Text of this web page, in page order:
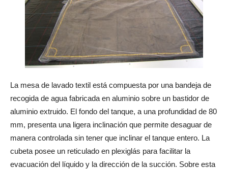
La mesa de lavado textil está compuesta por una bandeja de
recogida de agua fabricada en aluminio sobre un bastidor de
aluminio extruido. El fondo del tanque, a una profundidad de 80
mm, presenta una ligera inclinación que permite desaguar de
manera controlada sin tener que inclinar el tanque entero. La
cubeta posee un reticulado en plexiglás para facilitar la
evacuación del líquido y la dirección de la succión. Sobre esta